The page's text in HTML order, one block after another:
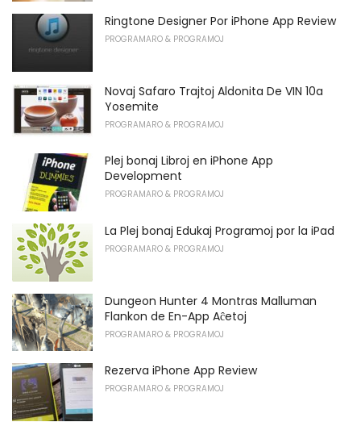
Ringtone Designer Por iPhone App Review
PROGRAMARO & PROGRAMOJ
Novaj Safaro Trajtoj Aldonita De VIN 10a
Yosemite
PROGRAMARO & PROGRAMOJ
Plej bonaj Libroj en iPhone App
Development
PROGRAMARO & PROGRAMOJ
La Plej bonaj Edukaj Programoj por la iPad
PROGRAMARO & PROGRAMOJ
Dungeon Hunter 4 Montras Malluman
Flankon de En-App Aĉetoj
PROGRAMARO & PROGRAMOJ
Rezerva iPhone App Review
PROGRAMARO & PROGRAMOJ